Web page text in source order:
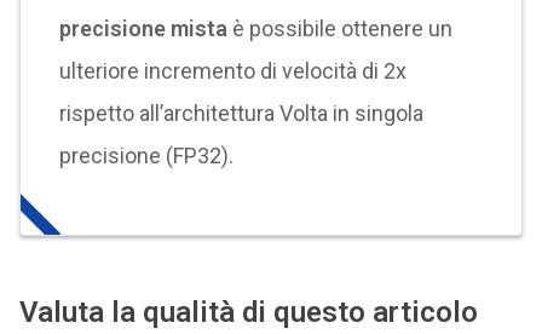
precisione mista è possibile ottenere un
ulteriore incremento di velocità di 2x
rispetto all’architettura Volta in singola
precisione (FP32).
Valuta la qualità di questo articolo